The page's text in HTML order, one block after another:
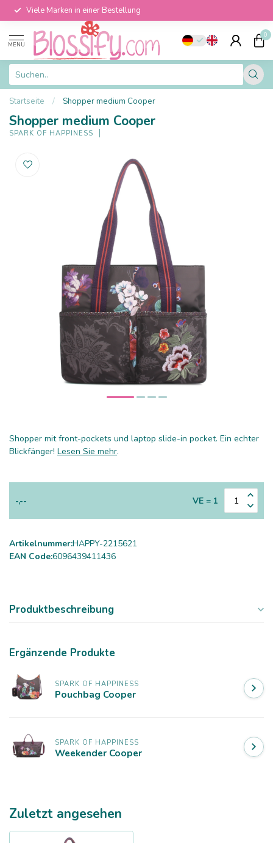
Viele Marken in einer Bestellung
MENU
0
Startseite / Shopper medium Cooper
Shopper medium Cooper
SPARK OF HAPPINESS
Shopper mit front-pockets und laptop slide-in pocket. Ein echter
Blickfänger! Lesen Sie mehr.
-,-- VE = 1
Artikelnummer:HAPPY-2215621
EAN Code:6096439411436
Produktbeschreibung
Ergänzende Produkte
SPARK OF HAPPINESS
Pouchbag Cooper
SPARK OF HAPPINESS
Weekender Cooper
Zuletzt angesehen